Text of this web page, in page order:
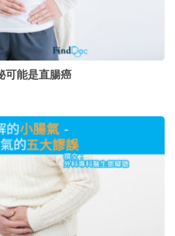
可能是直腸癌